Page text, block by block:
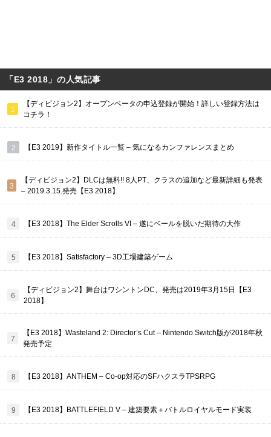
「E3 2018」の人気記事
【ディビジョン2】オープンベータの申込登録が開始！詳しい登録方法は
コチラ！
【E3 2019】新作タイトル一覧 – 気になるカンファレンスまとめ
【ディビジョン2】DLCは無料!! 8人PT、クラスの追加など最新詳細も発表
– 2019.3.15.発売【E3 2018】
【E3 2018】The Elder Scrolls VI – 遂にベールを脱いだ期待の大作
【E3 2018】Satisfactory – 3D工場建築ゲーム
【ディビジョン2】舞台はワシントンDC、発売は2019年3月15日【E3
2018】
【E3 2018】Wasteland 2: Director’s Cut – Nintendo Switch版が2018年秋
発売予定
【E3 2018】ANTHEM – Co-op対応のSFハクスラTPSRPG
【E3 2018】BATTLEFIELD V – 建築要素＋バトルロイヤルモード実装